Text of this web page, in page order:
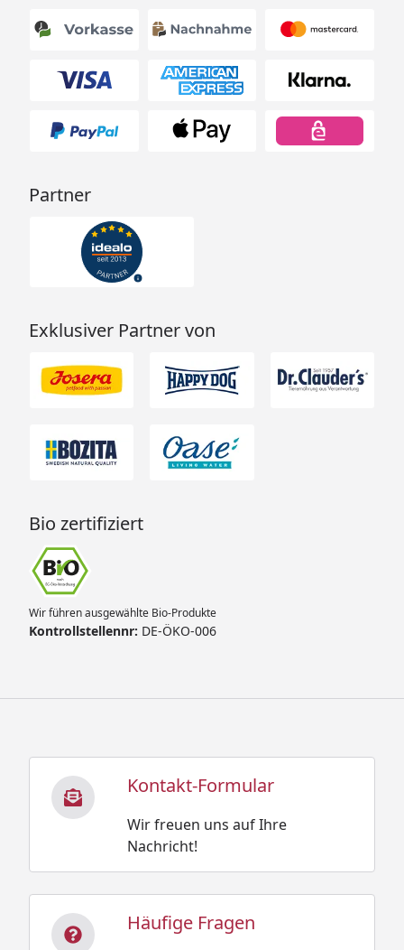
Partner
Exklusiver Partner von
Bio zertifiziert
Wir führen ausgewählte Bio-Produkte
Kontrollstellennr: DE-ÖKO-006
Kontakt-Formular
Wir freuen uns auf Ihre
Nachricht!
Häufige Fragen